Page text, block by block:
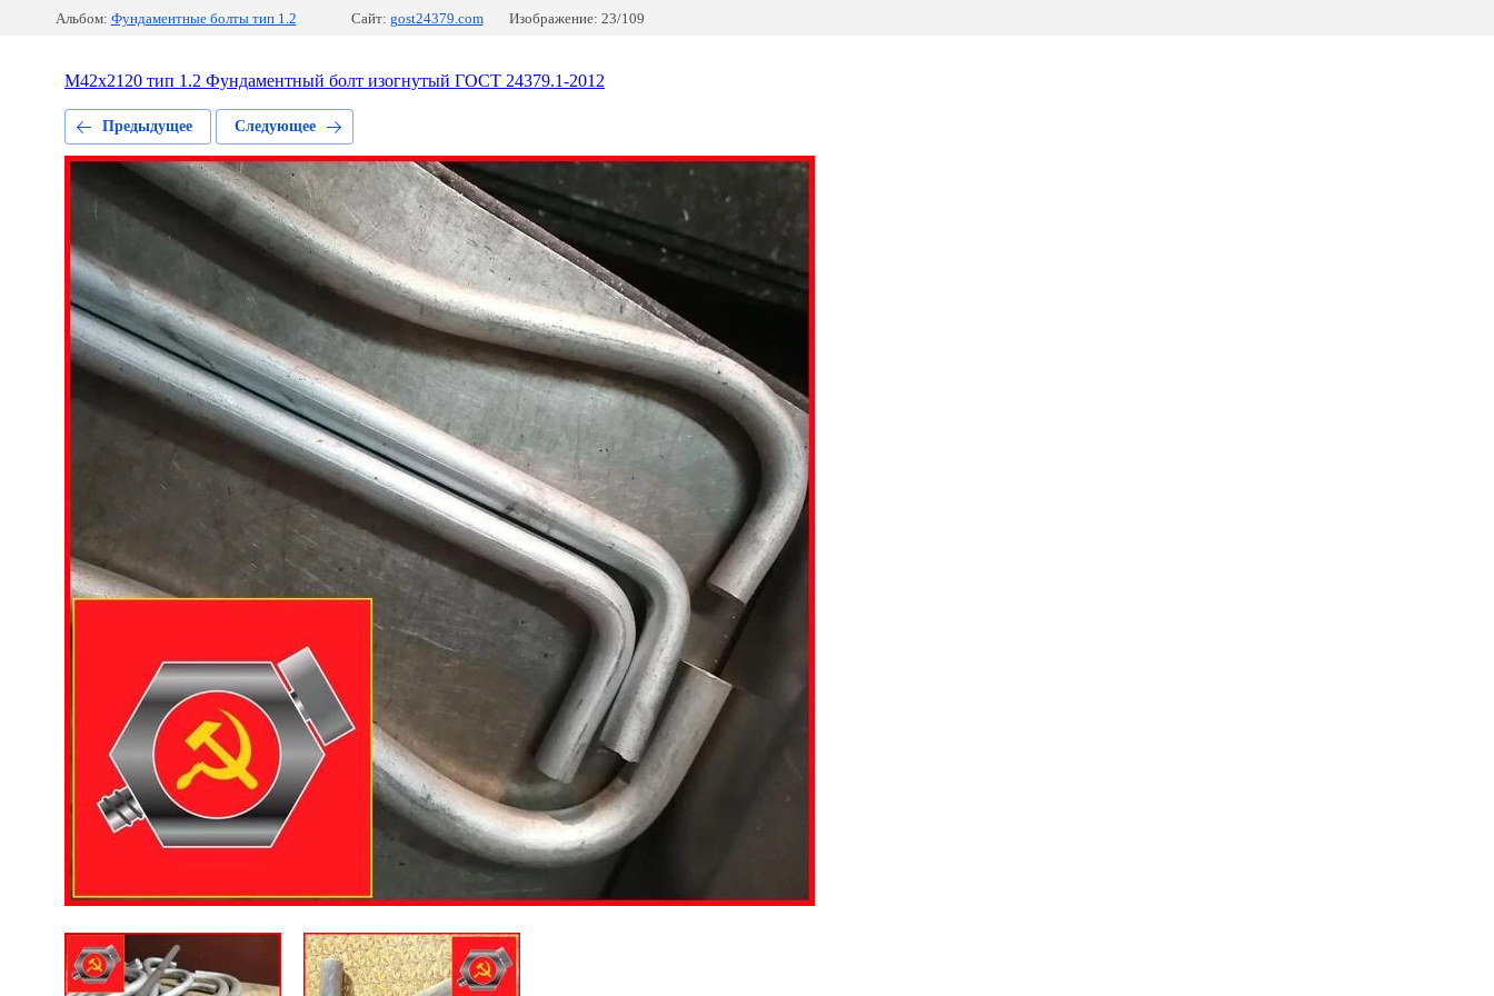
Альбом: Фундаментные болты тип 1.2 Сайт: gost24379.com Изображение: 23/109
М42x2120 тип 1.2 Фундаментный болт изогнутый ГОСТ 24379.1-2012
Предыдущее Следующее